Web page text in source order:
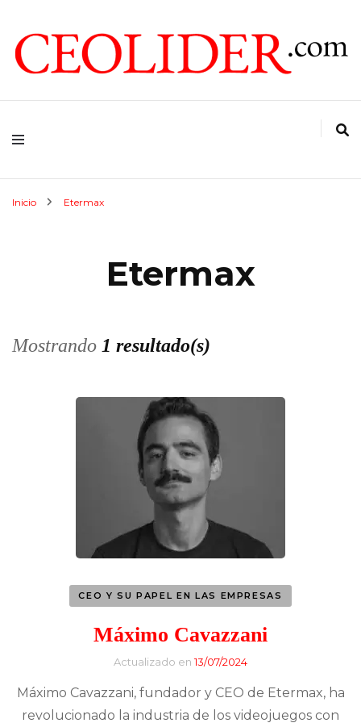
CEOLIDER.COM
Inicio Etermax
Etermax
Mostrando 1 resultado(s)
CEO Y SU PAPEL EN LAS EMPRESAS
Máximo Cavazzani
Actualizado en13/07/2024
Máximo Cavazzani, fundador y CEO de Etermax, ha
revolucionado la industria de los videojuegos con